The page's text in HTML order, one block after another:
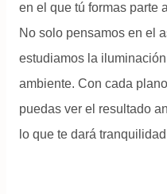
en el que tú formas parte
No solo pensamos en el
estudiamos la
ambiente. Con cada
puedas ver el resultado
lo que te dará